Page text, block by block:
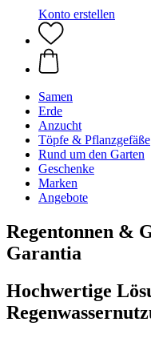
Konto erstellen
Samen
Erde
Anzucht
Töpfe & Pflanzgefäße
Rund um den Garten
Geschenke
Marken
Angebote
Regentonnen &
Garantia
Hochwertige